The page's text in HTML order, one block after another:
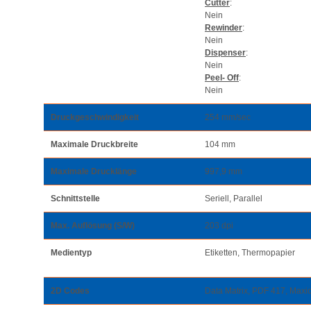
Cutter:
Nein
Rewinder:
Nein
Dispenser:
Nein
Peel- Off:
Nein
Druckgeschwindigkeit 254 mm/sec
Maximale Druckbreite 104 mm
Maximale Drucklänge 997,9 mm
Schnittstelle Seriell, Parallel
Max. Auflösung (S/W) 203 dpi
Medientyp Etiketten, Thermopapier
2D Codes Data Matrix, PDF 417,